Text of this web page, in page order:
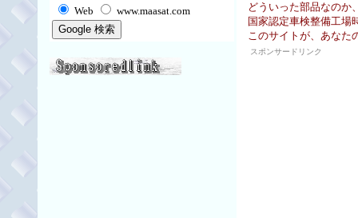
どういった部品なのか
国家認定車検整備工場
このサイトが、あなた
スポンサードリンク
Web www.maasat.com